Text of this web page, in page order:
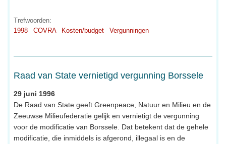
Trefwoorden:
1998
COVRA Kosten/budget Vergunningen
Raad van State vernietigd vergunning Borssele
29 juni 1996
De Raad van State geeft Greenpeace, Natuur en Milieu en de
Zeeuwse Milieufederatie gelijk en vernietigt de vergunning
voor de modificatie van Borssele. Dat betekent dat de gehele
modificatie, die inmiddels is afgerond, illegaal is en de